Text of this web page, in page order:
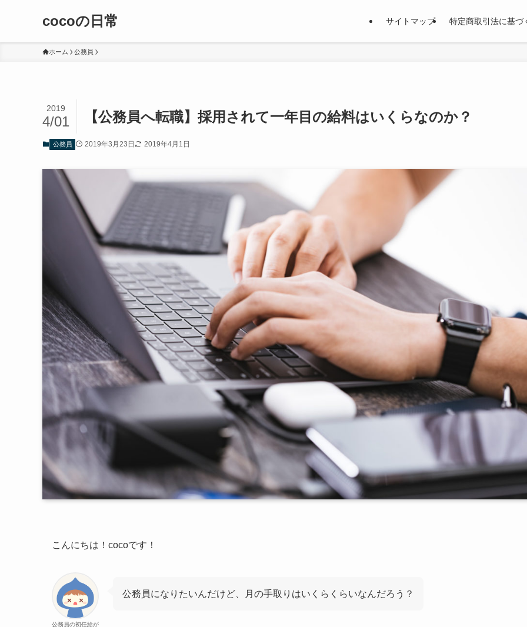
cocoの日常 サイトマップ 特定商取引法に基づ
ホーム 公務員
【公務員へ転職】採用されて一年目の給料はいくらなのか？
2019
4/01
公務員 2019年3月23日 2019年4月1日
こんにちは！cocoです！
公務員の初任給が
公務員になりたいんだけど、月の手取りはいくらくらいなんだろう？